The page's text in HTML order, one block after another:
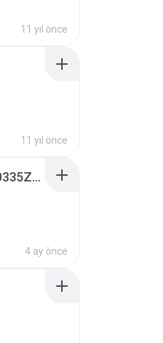
11 yıl önce
11 yıl önce
whatsapp backups -20260410T160335Z-3-001.zip
4 ay önce